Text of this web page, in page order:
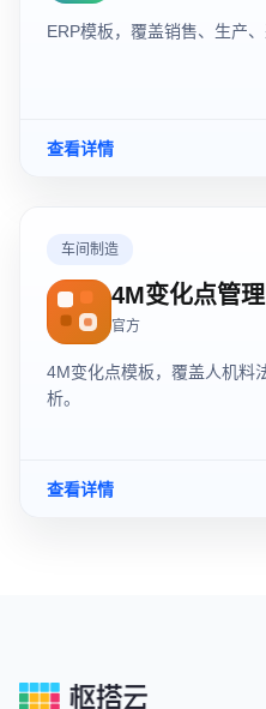
ERP模板，覆盖销售、生产
查看详情
车间制造
4M变化点管理
官方
4M变化点模板，覆盖人机料
析。
查看详情